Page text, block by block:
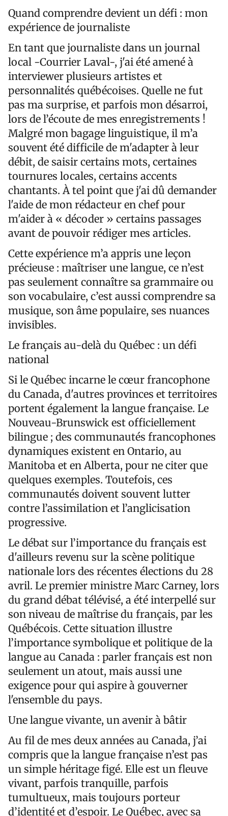
Quand comprendre devient un défi : mon
expérience de journaliste
En tant que journaliste dans un journal
local -Courrier Laval-, j'ai été amené à
interviewer plusieurs artistes et
personnalités québécoises. Quelle ne fut
pas ma surprise, et parfois mon désarroi,
lors de l’écoute de mes enregistrements !
Malgré mon bagage linguistique, il m’a
souvent été difficile de m'adapter à leur
débit, de saisir certains mots, certaines
tournures locales, certains accents
chantants. À tel point que j'ai dû demander
l'aide de mon rédacteur en chef pour
m'aider à « décoder » certains passages
avant de pouvoir rédiger mes articles.
Cette expérience m’a appris une leçon
précieuse : maîtriser une langue, ce n’est
pas seulement connaître sa grammaire ou
son vocabulaire, c’est aussi comprendre sa
musique, son âme populaire, ses nuances
invisibles.
Le français au-delà du Québec : un défi
national
Si le Québec incarne le cœur francophone
du Canada, d'autres provinces et territoires
portent également la langue française. Le
Nouveau-Brunswick est officiellement
bilingue ; des communautés francophones
dynamiques existent en Ontario, au
Manitoba et en Alberta, pour ne citer que
quelques exemples. Toutefois, ces
communautés doivent souvent lutter
contre l’assimilation et l’anglicisation
progressive.
Le débat sur l’importance du français est
d'ailleurs revenu sur la scène politique
nationale lors des récentes élections du 28
avril. Le premier ministre Marc Carney, lors
du grand débat télévisé, a été interpellé sur
son niveau de maîtrise du français, par les
Québécois. Cette situation illustre
l’importance symbolique et politique de la
langue au Canada : parler français est non
seulement un atout, mais aussi une
exigence pour qui aspire à gouverner
l'ensemble du pays.
Une langue vivante, un avenir à bâtir
Au fil de mes deux années au Canada, j’ai
compris que la langue française n’est pas
un simple héritage figé. Elle est un fleuve
vivant, parfois tranquille, parfois
tumultueux, mais toujours porteur
d’identité et d’espoir. Le Québec, avec sa